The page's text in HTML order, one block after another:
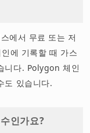
에서 무료 또는 저
에 기록할 때 가스
니다. Polygon 체인
도 있습니다.
인가요?